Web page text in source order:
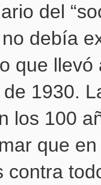
del
debía
que
1930.
los 100
que
contra